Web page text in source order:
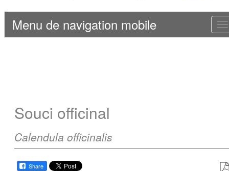
Menu de navigation mobile
Souci officinal
Calendula officinalis
Share